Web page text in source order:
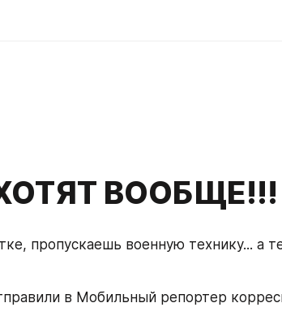
ВООБЩЕ!!!
пропускаешь военную технику... а
в Мобильный репортер